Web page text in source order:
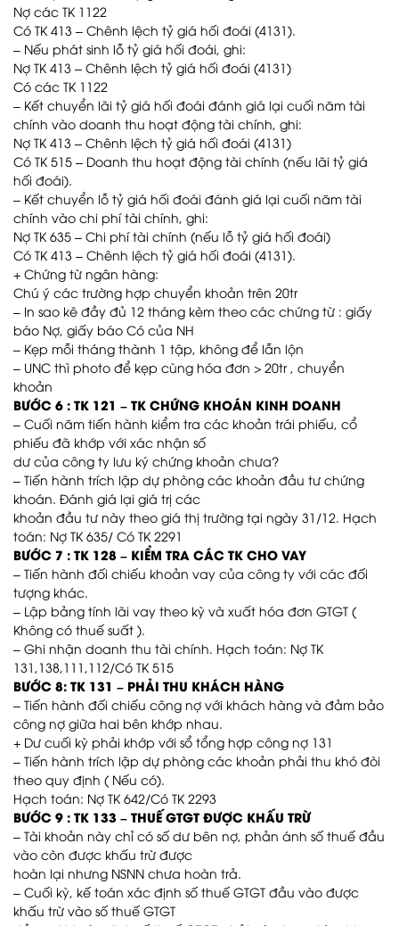
Nợ các TK 1122
Có TK 413 – Chênh lệch tỷ giá hối đoái (4131).
– Nếu phát sinh lỗ tỷ giá hối đoái, ghi:
Nợ TK 413 – Chênh lệch tỷ giá hối đoái (4131)
Có các TK 1122
– Kết chuyển lãi tỷ giá hối đoái đánh giá lại cuối năm tài
chính vào doanh thu hoạt động tài chính, ghi:
Nợ TK 413 – Chênh lệch tỷ giá hối đoái (4131)
Có TK 515 – Doanh thu hoạt động tài chính (nếu lãi tỷ giá
hối đoái).
– Kết chuyển lỗ tỷ giá hối đoái đánh giá lại cuối năm tài
chính vào chi phí tài chính, ghi:
Nợ TK 635 – Chi phí tài chính (nếu lỗ tỷ giá hối đoái)
Có TK 413 – Chênh lệch tỷ giá hối đoái (4131).
+ Chứng từ ngân hàng:
Chú ý các trường hợp chuyển khoản trên 20tr
– In sao kê đầy đủ 12 tháng kèm theo các chứng từ : giấy
báo Nợ, giấy báo Có của NH
– Kẹp mỗi tháng thành 1 tập, không để lẫn lộn
– UNC thì photo để kẹp cùng hóa đơn > 20tr , chuyển
khoản
BƯỚC 6 : TK 121 – TK CHỨNG KHOÁN KINH DOANH
– Cuối năm tiến hành kiểm tra các khoản trái phiếu, cổ
phiếu đã khớp với xác nhận số
dư của công ty lưu ký chứng khoản chưa?
– Tiến hành trích lập dự phòng các khoản đầu tư chứng
khoán. Đánh giá lại giá trị các
khoản đầu tư này theo giá thị trường tại ngày 31/12. Hạch
toán: Nợ TK 635/ Có TK 2291
BƯỚC 7 : TK 128 – KIỂM TRA CÁC TK CHO VAY
– Tiến hành đối chiếu khoản vay của công ty với các đối
tượng khác.
– Lập bảng tính lãi vay theo kỳ và xuất hóa đơn GTGT (
Không có thuế suất ).
– Ghi nhận doanh thu tài chính. Hạch toán: Nợ TK
131,138,111,112/Có TK 515
BƯỚC 8: TK 131 – PHẢI THU KHÁCH HÀNG
– Tiến hành đối chiếu công nợ với khách hàng và đảm bảo
công nợ giữa hai bên khớp nhau.
+ Dư cuối kỳ phải khớp với sổ tổng hợp công nợ 131
– Tiến hành trích lập dự phòng các khoản phải thu khó đòi
theo quy định ( Nếu có).
Hạch toán: Nợ TK 642/Có TK 2293
BƯỚC 9 : TK 133 – THUẾ GTGT ĐƯỢC KHẤU TRỪ
– Tài khoản này chỉ có số dư bên nợ, phản ánh số thuế đầu
vào còn được khấu trừ được
hoàn lại nhưng NSNN chưa hoàn trả.
– Cuối kỳ, kế toán xác định số thuế GTGT đầu vào được
khấu trừ vào số thuế GTGT